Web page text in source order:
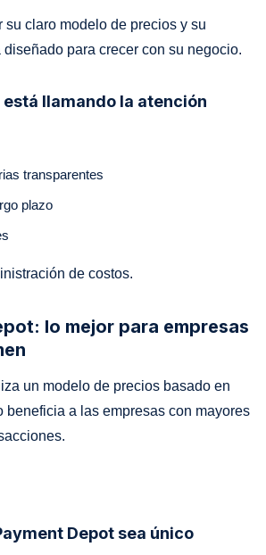
su claro modelo de precios y su
para crecer con su negocio.
está llamando la atención
transparentes
plazo
de costos.
lo mejor para empresas
un modelo de precios basado en
beneficia a las empresas con mayores
Depot sea único